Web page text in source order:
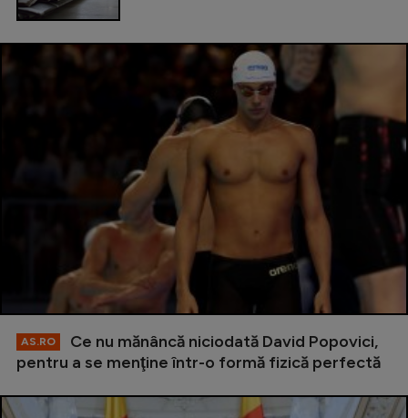
AS.RO
Ce nu mănâncă niciodată David Popovici,
pentru a se menţine într-o formă fizică perfectă